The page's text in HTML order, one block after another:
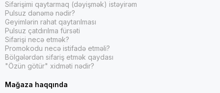
Sifarişimi qaytarmaq (dəyişmək) istəyirəm
Pulsuz dənəmə nədir?
Geyimlərin rahat qaytarılması
Pulsuz çatdırılma fürsəti
Sifarişi necə etmək?
Promokodu necə istifadə etməli?
Bölgələrdən sifariş etmək qaydası
"Özün götür" xidməti nədir?
Mağaza haqqında